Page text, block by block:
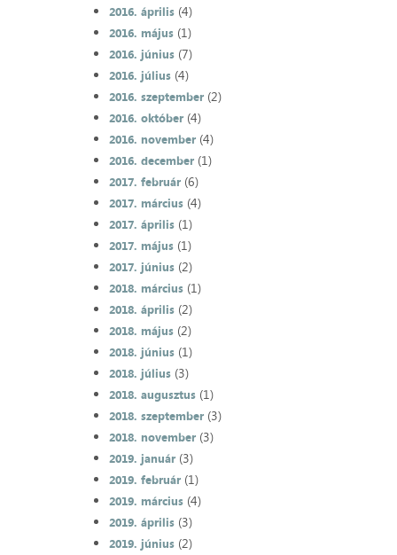
2016. április(4)
2016. május(1)
2016. június(7)
2016. július(4)
2016. szeptember(2)
2016. október(4)
2016. november(4)
2016. december(1)
2017. február(6)
2017. március(4)
2017. április(1)
2017. május(1)
2017. június(2)
2018. március(1)
2018. április(2)
2018. május(2)
2018. június(1)
2018. július(3)
2018. augusztus(1)
2018. szeptember(3)
2018. november(3)
2019. január(3)
2019. február(1)
2019. március(4)
2019. április(3)
2019. június(2)